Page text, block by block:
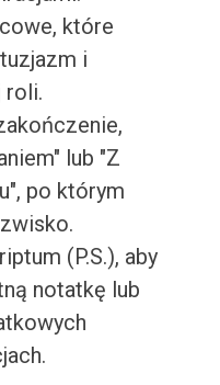
które
i
roli.
lub "Z
po którym
(P.S.), aby
notatkę lub